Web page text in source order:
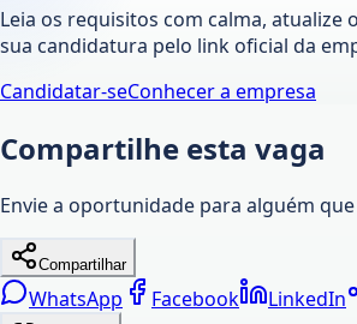
Leia os requisitos com calma, atualize
sua candidatura pelo link oficial da
Candidatar-seConhecer a empresa
Compartilhe esta vaga
Envie a oportunidade para alguém
Compartilhar
WhatsApp Facebook LinkedIn